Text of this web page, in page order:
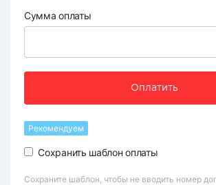
Сумма оплаты
Оплатить
Рекомендуем
Сохранить шаблон оплаты
Сохраните шаблон, чтобы не вводить номер